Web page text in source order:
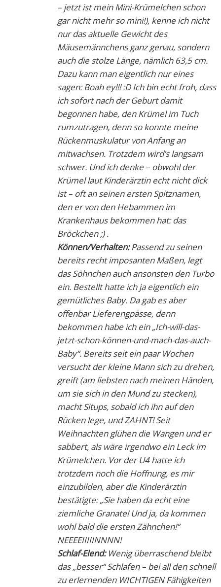
– jetzt ist mein Mini-Krümelchen schon
gar nicht mehr so mini!), kenne ich nicht
nur das aktuelle Gewicht des
Mäusemännchens ganz genau, sondern
auch die stolze Länge, nämlich 63,5 cm.
Dazu kann man eigentlich nur eines
sagen: Boah ey!!! :D Ich bin echt froh, dass
ich sofort nach der Geburt damit
begonnen habe, den Krümel im Tuch
rumzutragen, denn so konnte meine
Rückenmuskulatur von Anfang an
mitwachsen. Trotzdem wird’s langsam
schwer. Und ich denke – obwohl der
Krümel laut Kinderärztin echt nicht dick
ist – oft an seinen ersten Spitznamen,
den er von den Hebammen im
Krankenhaus bekommen hat: das
Bröckchen ;) .
Können/Verhalten:Passend zu seinen
bereits recht imposanten Maßen, legt
das Söhnchen auch ansonsten den Turbo
ein. Bestellt hatte ich ja eigentlich ein
gemütliches Baby. Da gab es aber
offenbar Lieferengpässe, denn
bekommen habe ich ein „Ich-will-das-
jetzt-schon-können-und-mach-das-auch-
Baby“. Bereits seit ein paar Wochen
versucht der kleine Mann sich zu drehen,
greift (am liebsten nach meinen Händen,
um sie sich in den Mund zu stecken),
macht Situps, sobald ich ihn auf den
Rücken lege, und ZAHNT! Seit
Weihnachten glühen die Wangen und er
sabbert, als wäre irgendwo ein Leck im
Krümelchen. Vor der U4 hatte ich
trotzdem noch die Hoffnung, es mir
einzubilden, aber die Kinderärztin
bestätigte: „Sie haben da echt eine
ziemliche Granate! Und ja, da kommen
wohl bald die ersten Zähnchen!“
NEEEEIIIIINNNN!
Schlaf-Elend: Wenig überraschend bleibt
das „besser“ Schlafen – bei all den schnell
zu erlernenden WICHTIGEN Fähigkeiten